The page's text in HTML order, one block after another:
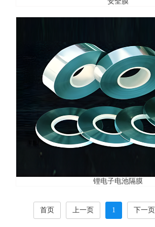
锂电子电池隔膜
首页 上一页 1 下一页